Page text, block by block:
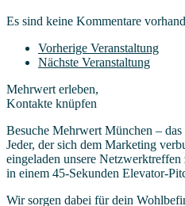
Es sind keine Kommentare
Vorherige Veranstaltung
Nächste Veranstaltung
Mehrwert erleben,
Kontakte knüpfen
Besuche Mehrwert München –
Jeder, der sich dem Marketing
eingeladen unsere
in einem 45-Sekunden Elevator-
Wir sorgen dabei für dein